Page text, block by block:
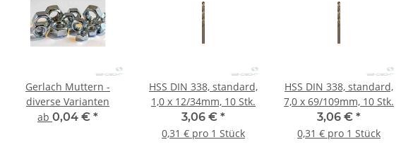
Gerlach Muttern -
diverse Varianten
ab 0,04 € *
HSS DIN 338, standard,
1,0 x 12/34mm, 10 Stk.
3,06 € *
0,31 € pro 1 Stück
HSS DIN 338, standard,
7,0 x 69/109mm, 10 Stk.
3,06 € *
0,31 € pro 1 Stück